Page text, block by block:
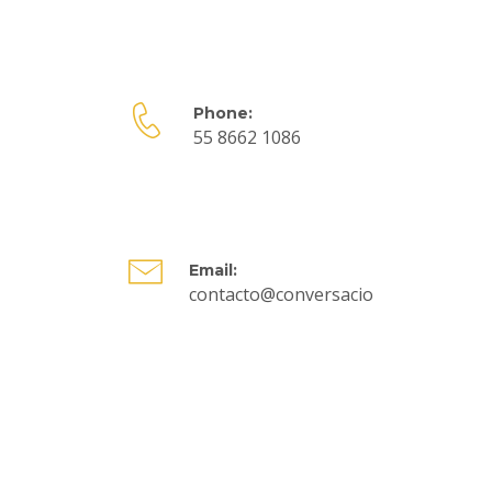
Phone:
55 8662 1086
Email: